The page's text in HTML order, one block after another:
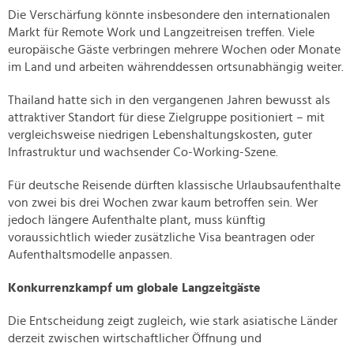
Die Verschärfung könnte insbesondere den internationalen
Markt für Remote Work und Langzeitreisen treffen. Viele
europäische Gäste verbringen mehrere Wochen oder Monate
im Land und arbeiten währenddessen ortsunabhängig weiter.
Thailand hatte sich in den vergangenen Jahren bewusst als
attraktiver Standort für diese Zielgruppe positioniert – mit
vergleichsweise niedrigen Lebenshaltungskosten, guter
Infrastruktur und wachsender Co-Working-Szene.
Für deutsche Reisende dürften klassische Urlaubsaufenthalte
von zwei bis drei Wochen zwar kaum betroffen sein. Wer
jedoch längere Aufenthalte plant, muss künftig
voraussichtlich wieder zusätzliche Visa beantragen oder
Aufenthaltsmodelle anpassen.
Konkurrenzkampf um globale Langzeitgäste
Die Entscheidung zeigt zugleich, wie stark asiatische Länder
derzeit zwischen wirtschaftlicher Öffnung und